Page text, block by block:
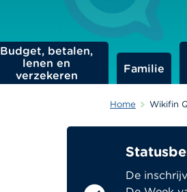
Budget, betalen,
lenen en
verzekeren
Familie
Home Wikifin
Aangepast op
De